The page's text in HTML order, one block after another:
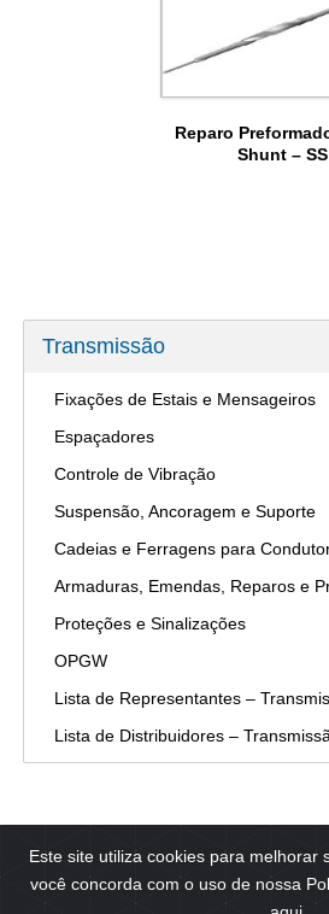
Reparo
Shunt – SS
Transmissão
Fixações de Estais e Mensageiros
Espaçadores
Controle de Vibração
Suspensão, Ancoragem e Suporte
Cadeias e Ferragens para
Armaduras, Emendas, Reparos e
Proteções e Sinalizações
OPGW
Lista de Representantes –
Lista de Distribuidores –
© 2025 PLP Brasil. Todos os direitos reservados.
Este site utiliza cookies para melhorar
você concorda com o uso de nossa